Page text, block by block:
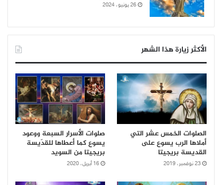
26 يونيو، 2024
الأكثر زيارة هذا الشهر
الصلوات الخمس عشر التي
أملاها الرب يسوع على
القديسة بريجيتا
23 نوفمبر، 2019
صلوات الأسرار السبعة ووعود
يسوع كما أعطاها للقدّيسة
بريجيتا من السويد
16 أبريل، 2020